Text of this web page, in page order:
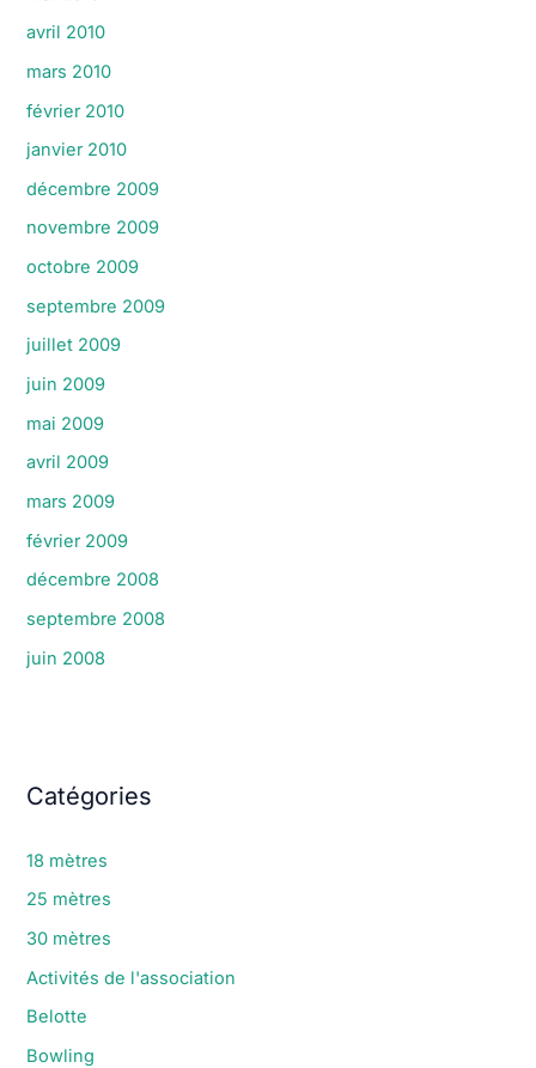
avril 2010
mars 2010
février 2010
janvier 2010
décembre 2009
novembre 2009
octobre 2009
septembre 2009
juillet 2009
juin 2009
mai 2009
avril 2009
mars 2009
février 2009
décembre 2008
septembre 2008
juin 2008
Catégories
18 mètres
25 mètres
30 mètres
Activités de l'association
Belotte
Bowling